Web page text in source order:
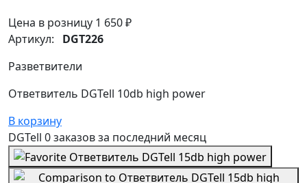
Цена в розницу 1 650 ₽
Артикул: DGT226
Разветвители
Ответвитель DGTell 10db high power
В корзину
DGTell 0 заказовза последний месяц